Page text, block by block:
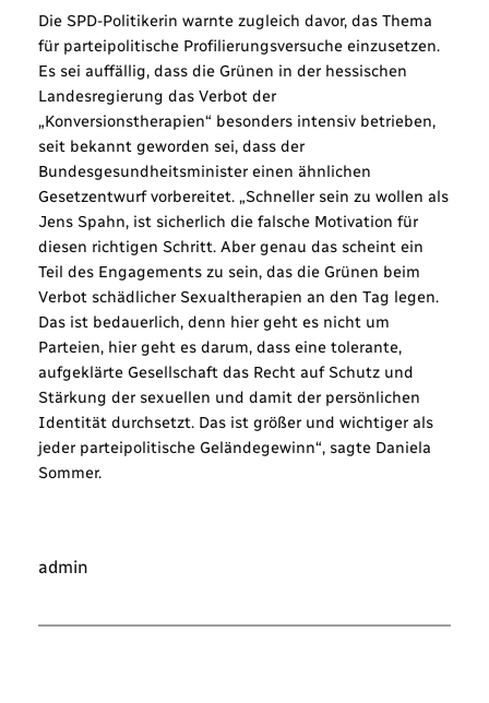
Die SPD-Politikerin warnte zugleich davor, das Thema
für parteipolitische Profilierungsversuche einzusetzen.
Es sei auffällig, dass die Grünen in der hessischen
Landesregierung das Verbot der
„Konversionstherapien“ besonders intensiv betrieben,
seit bekannt geworden sei, dass der
Bundesgesundheitsminister einen ähnlichen
Gesetzentwurf vorbereitet. „Schneller sein zu wollen als
Jens Spahn, ist sicherlich die falsche Motivation für
diesen richtigen Schritt. Aber genau das scheint ein
Teil des Engagements zu sein, das die Grünen beim
Verbot schädlicher Sexualtherapien an den Tag legen.
Das ist bedauerlich, denn hier geht es nicht um
Parteien, hier geht es darum, dass eine tolerante,
aufgeklärte Gesellschaft das Recht auf Schutz und
Stärkung der sexuellen und damit der persönlichen
Identität durchsetzt. Das ist größer und wichtiger als
jeder parteipolitische Geländegewinn“, sagte Daniela
Sommer.
admin